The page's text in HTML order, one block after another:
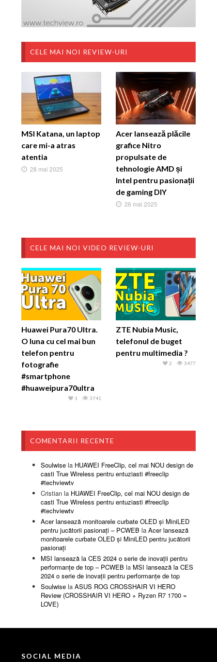
CELE MAI NOI REVIEW-URI
MSI Katana, un laptop
care mi-a atras
atentia
28 mai 2025
Acer lansează plăcile
grafice Nitro
propulsate de
tehnologie AMD și
Intel pentru pasionații
de gaming DIY
26 mai 2025
CELE MAI NOI VIDEO REVIEW-URI
Huawei Pura70 Ultra.
O luna cu cel mai bun
telefon pentru
fotografie
#smartphone
#huaweipura70ultra
3741
1
ZTE Nubia Music,
telefonul de buget
pentru multimedia ?
3477
2
COMENTARII RECENTE
Soulwise la HUAWEI FreeClip, cel mai NOU design de
casti True Wireless pentru entuziasti #freeclip
#techviewtv
Cristian la HUAWEI FreeClip, cel mai NOU design de
casti True Wireless pentru entuziasti #freeclip
#techviewtv
Acer lansează monitoarele curbate OLED și MiniLED
pentru jucătorii pasionați – PCWEB la Acer lansează
monitoarele curbate OLED și MiniLED pentru jucătorii
pasionați
MSI lansează la CES 2024 o serie de inovații pentru
performanțe de top – PCWEB la MSI lansează la CES
2024 o serie de inovații pentru performanțe de top
Soulwise la ASUS ROG CROSSHAIR VI HERO
Review (CROSSHAIR VI HERO + Ryzen R7 1700 =
LOVE)
SOCIAL MEDIA